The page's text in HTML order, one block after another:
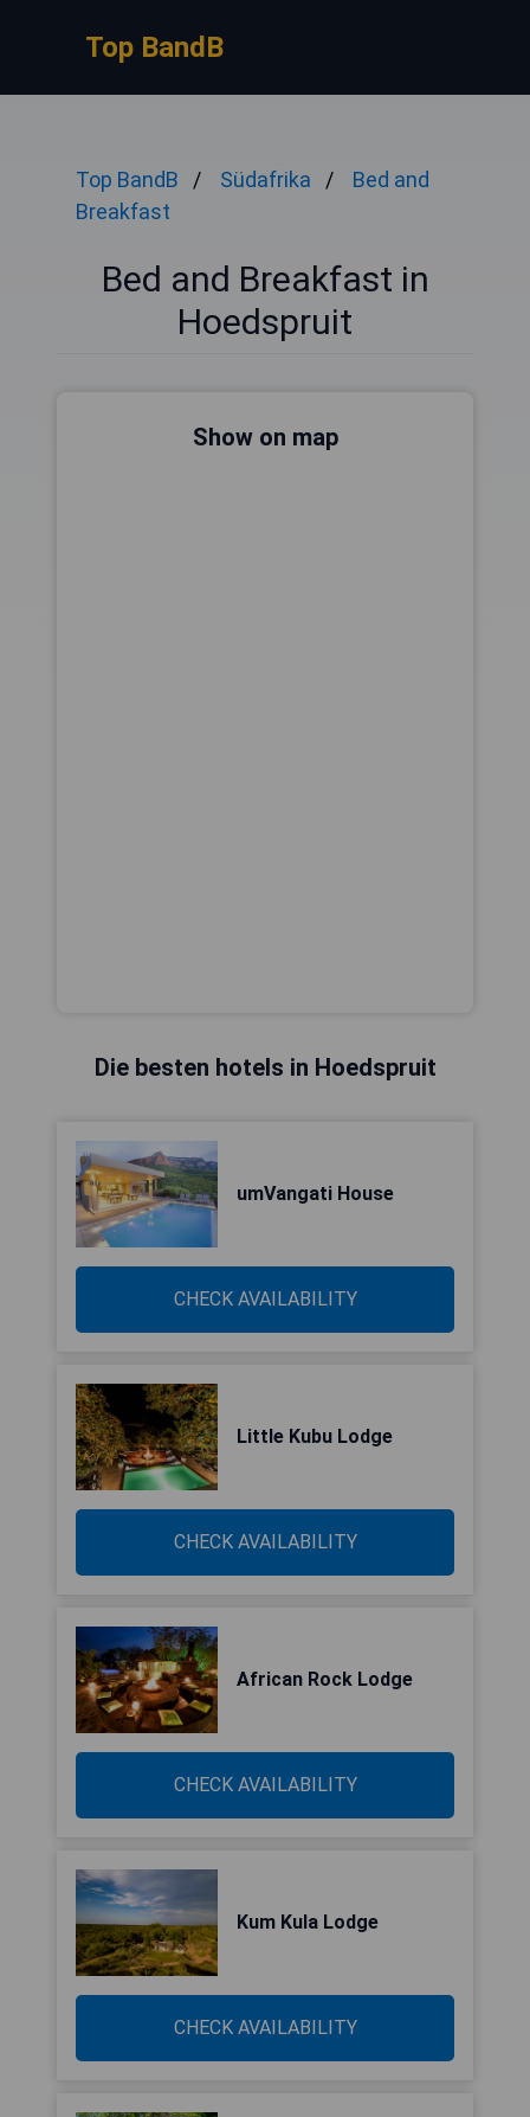
Top BandB
Top BandB Südafrika
Bed and
Breakfast
Bed and Breakfast in
Hoedspruit
Show on map
Die besten hotels in Hoedspruit
umVangati House
CHECK AVAILABILITY
Little Kubu Lodge
CHECK AVAILABILITY
African Rock Lodge
CHECK AVAILABILITY
Kum Kula Lodge
CHECK AVAILABILITY